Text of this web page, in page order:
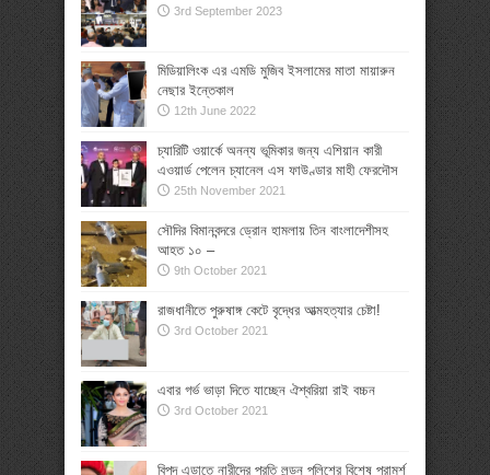
3rd September 2023
মিডিয়ালিংক এর এমডি মুজিব ইসলামের মাতা মায়ারুন
নেছার ইন্তেকাল
12th June 2022
চ্যারিটি ওয়ার্কে অনন্য ভূমিকার জন্য এশিয়ান কারী
এওয়ার্ড পেলেন চ্যানেল এস ফাউণ্ডার মাহী ফেরদৌস
25th November 2021
সৌদির বিমানবন্দরে ড্রোন হামলায় তিন বাংলাদেশীসহ
আহত ১০ –
9th October 2021
রাজধানীতে পুরুষাঙ্গ কেটে বৃদ্ধের আত্মহত্যার চেষ্টা!
3rd October 2021
এবার গর্ভ ভাড়া দিতে যাচ্ছেন ঐশ্বরিয়া রাই বচ্চন
3rd October 2021
বিপদ এড়াতে নারীদের প্রতি লন্ডন পুলিশের বিশেষ পরামর্শ